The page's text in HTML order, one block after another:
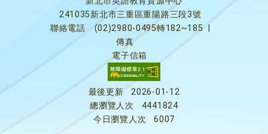
241035新北市三重區重陽路三段3號
聯絡電話
(02)2980-0495轉182~185
傳真
電子信箱
最後更新
2026-01-12
總瀏覽人次
4441824
今日瀏覽人次
6007